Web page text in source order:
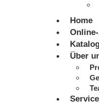
Home
Über
Service